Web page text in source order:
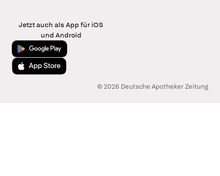
Jetzt auch als App für iOS
und Android
Jetzt bei Google Play
Laden im App Store
© 2026 Deutsche Apotheker Zeitung